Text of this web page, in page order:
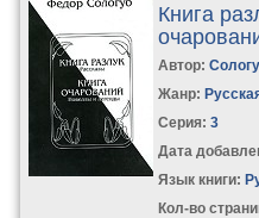
Книга
Автор:
Жанр:
Серия:3
Дата
Язык книги:
Кол-во